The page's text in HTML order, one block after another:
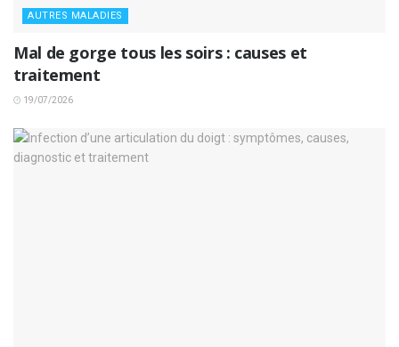
AUTRES MALADIES
Mal de gorge tous les soirs : causes et
traitement
19/07/2026